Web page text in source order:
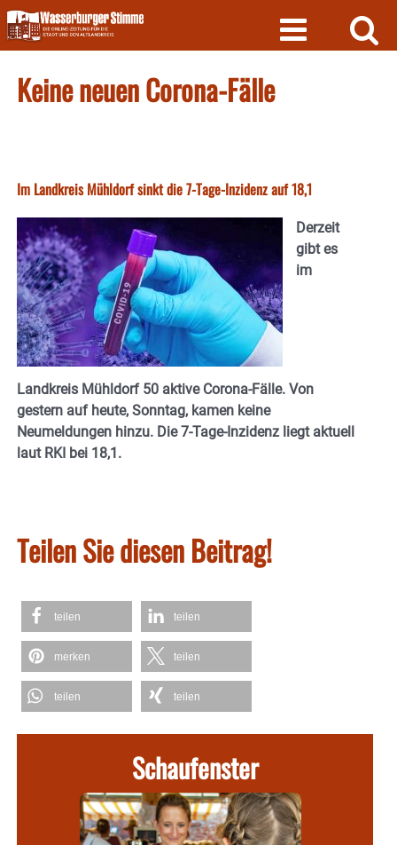
Skip
to
content
Keine neuen Corona-Fälle
Im Landkreis Mühldorf sinkt die 7-Tage-Inzidenz auf 18,1
Derzeit
gibt es
im
Landkreis Mühldorf 50 aktive Corona-Fälle. Von
gestern auf heute, Sonntag, kamen keine
Neumeldungen hinzu. Die 7-Tage-Inzidenz liegt aktuell
laut RKI bei 18,1.
Teilen Sie diesen Beitrag!
teilen teilen
merken teilen
teilen teilen
Schaufenster